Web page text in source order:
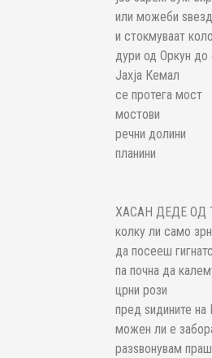
или можеби
и стокмуваат
дури од Оркун до
Јахја Кемал
се протега мост
мостови
речни долини
планини
ХАСАН ДЕДЕ
колку ли само
да посееш
па почна да
црни рози
пред ѕидините на
можен ли е
разѕвонувам